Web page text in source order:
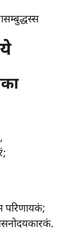
परिणायकं;